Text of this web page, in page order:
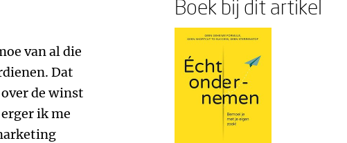
van al die
Dat
de winst
ik me
Boek bij dit artikel